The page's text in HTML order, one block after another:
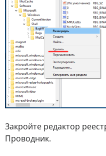
Закройте редактор
Проводник.